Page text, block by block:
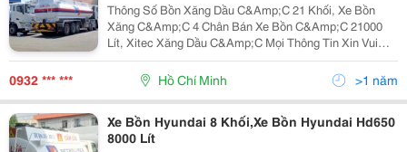
Thông Số Bồn Xăng Dầu C&Amp;C 21 Khối, Xe Bồn
Xăng C&Amp;C 4 Chân Bán Xe Bồn C&Amp;C 21000
Lít, Xitec Xăng Dầu C&Amp;C Mọi Thông Tin Xin Vui
Lòng Liên Hệ : Công Ty Cp Cơ Khí Xăng Dầu 446 Nơ
Trang Long, P.13, Q.bình Thạnh, Tp Hcm Chuyên
0932 *** *** Hồ Chí Minh >1 năm
Xe Bồn Hyundai 8 Khối,Xe Bồn Hyundai Hd650
8000 Lít